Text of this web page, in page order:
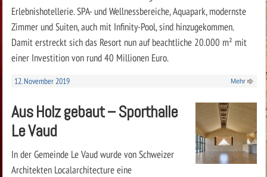
Erlebnishotellerie. SPA- und Wellnessbereiche, Aquapark, modernste
Zimmer und Suiten, auch mit Infinity-Pool, sind hinzugekommen.
Damit erstreckt sich das Resort nun auf beachtliche 20.000 m² mit
einer Investition von rund 40 Millionen Euro.
12. November 2019 Mehr
Aus Holz gebaut – Sporthalle
Le Vaud
In der Gemeinde Le Vaud wurde von Schweizer
Architekten Localarchitecture eine